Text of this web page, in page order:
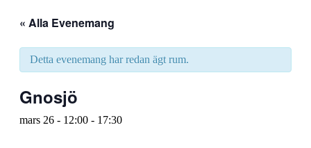
« Alla Evenemang
Detta evenemang har redan ägt rum.
Gnosjö
mars 26 - 12:00 - 17:30